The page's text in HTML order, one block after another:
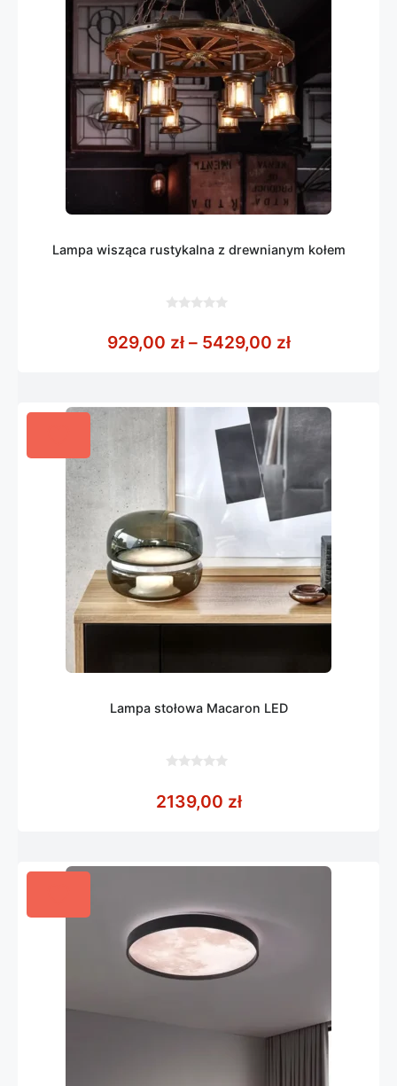
Lampa wisząca rustykalna z drewnianym kołem
5
929,00 zł – 5429,00 złZakres cen:
Lampa stołowa Macaron LED
5
2139,00 zł